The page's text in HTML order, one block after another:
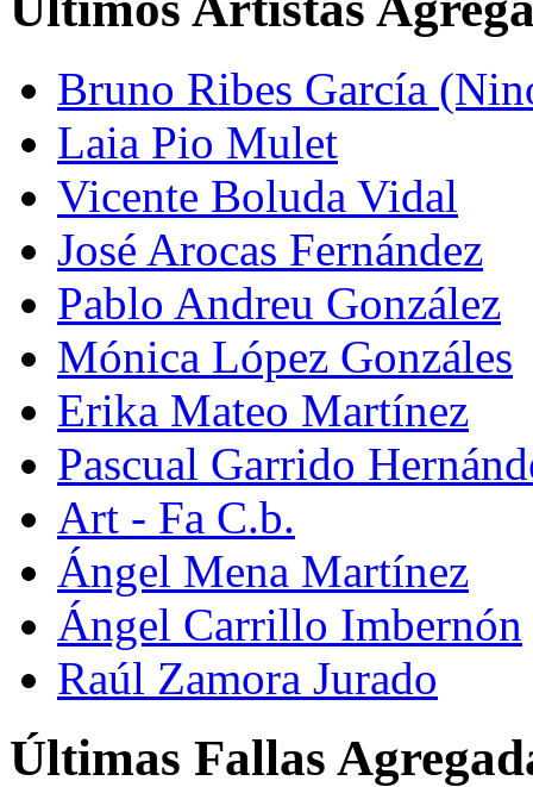
Bruno Ribes García
Laia Pio Mulet
Vicente Boluda Vidal
José Arocas Fernández
Pablo Andreu González
Mónica López Gonzáles
Erika Mateo Martínez
Pascual Garrido
Art - Fa C.b.
Ángel Mena Martínez
Ángel Carrillo Imbernón
Raúl Zamora Jurado
Últimas Fallas